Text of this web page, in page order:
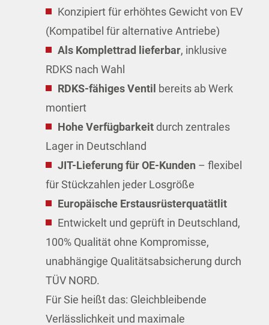
Konzipiert für erhöhtes Gewicht von EV
(Kompatibel für alternative Antriebe)
Als Komplettrad lieferbar, inklusive
RDKS nach Wahl
RDKS-fähiges Ventil bereits ab Werk
montiert
Hohe Verfügbarkeit durch zentrales
Lager in Deutschland
JIT-Lieferung für OE-Kunden – flexibel
für Stückzahlen jeder Losgröße
Europäische Erstausrüsterquatätlit
Entwickelt und geprüft in Deutschland,
100% Qualität ohne Kompromisse,
unabhängige Qualitätsabsicherung durch
TÜV NORD.
Für Sie heißt das: Gleichbleibende
Verlässlichkeit und maximale